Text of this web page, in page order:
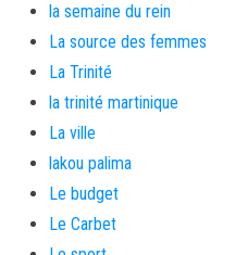
la semaine du rein
La source des femmes
La Trinité
la trinité martinique
La ville
lakou palima
Le budget
Le Carbet